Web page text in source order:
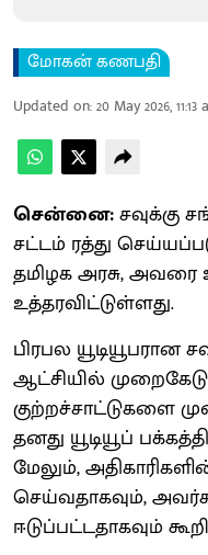
மோகன் கணபதி
Updated on:20 May 2026, 11:13
சென்னை:சவுக்கு
சட்டம் ரத்து
தமிழக அரசு, அவரை
உத்தரவிட்டுள்ளது.
பிரபல யூடியூபரான
ஆட்சியில்
குற்றச்சாட்டுகளை
தனது யூடியூப்
மேலும்,
செய்வதாகவும்,
ஈடுப்பட்டதாகவும்